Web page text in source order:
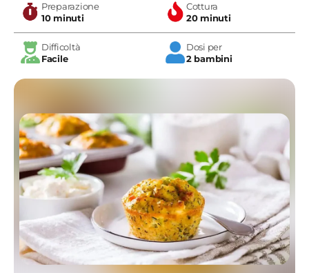
Preparazione
10 minuti
Cottura
20 minuti
Difficoltà
Facile
Dosi per
2 bambini